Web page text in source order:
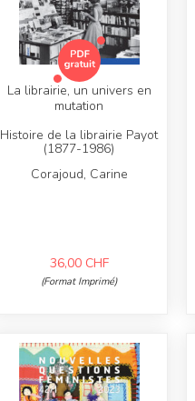
La librairie, un univers en
mutation
Histoire de la librairie Payot
(1877-1986)
Corajoud, Carine
36,00 CHF
(Format Imprimé)